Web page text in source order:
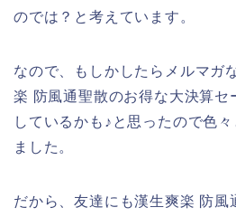
のでは？と考えています。
なので、もしかしたらメルマガ
楽 防風通聖散のお得な大決算セ
しているかも♪と思ったので色
ました。
だから、友達にも漢生爽楽 防風